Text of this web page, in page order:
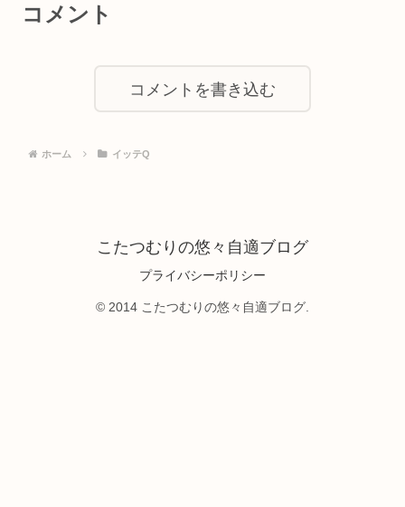
コメント
コメントを書き込む
ホーム イッテQ
こたつむりの悠々自適ブログ
プライバシーポリシー
© 2014 こたつむりの悠々自適ブログ.